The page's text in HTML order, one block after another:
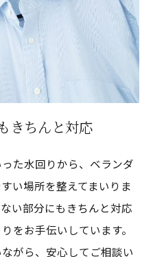
きちんと対応
た水回りから、ベランダ
い場所を整えてまいりま
い部分にもきちんと対応
をお手伝いしています。
がら、安心してご相談い
わせください